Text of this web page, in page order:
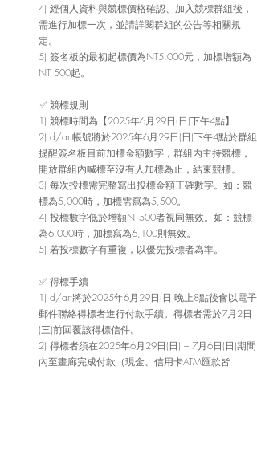
4) 經個人資料與競標價格確認、加入競標群組後，
需進行加標一次，並請詳閱群組的公告等相關規
定。
5) 簽名板的最初起標價為NT5,000元，加標增額為
NT 500起。
✅ 競標規則
1) 競標時間為【2025年6月29日(日)下午4點】
2) d/art帳號將於2025年6月29日(日)下午4點於群組
提醒簽名板目前加標金額數字，群組內主持競標，
開放群組內喊標至沒有人加標為止，結束競標。
3) 每次投標需完整寫出投標金額正確數字。如：競
標為5,000時，加標需寫為5,500。
4) 投標數字低於增額NT500者視同無效。如：競標
為6,000時，加標寫為6,100則無效。
5) 若投標數字有重複，以優先投標者為準。
✅ 得標手續
1) d/art將於2025年6月29日(日)晚上8點後會以電子
郵件聯絡得標者進行付款手續。得標者需於7月2日
(三)前回覆該得標信件。
2) 得標者須在2025年6月29日(日) – 7月6日(日)期間
內至畫廊完成付款（現金、信用卡ATM匯款皆